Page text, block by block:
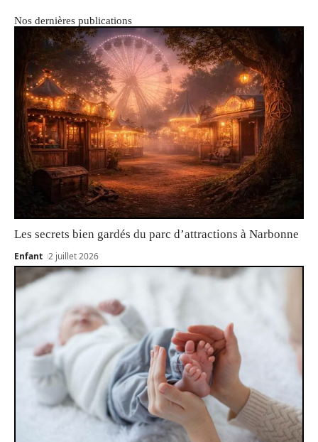
Nos dernières publications
Les secrets bien gardés du parc d’attractions à Narbonne
Enfant 2 juillet 2026